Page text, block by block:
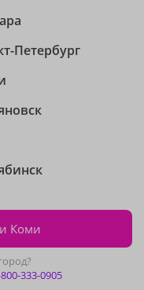
Петербург
Коми
333-0905